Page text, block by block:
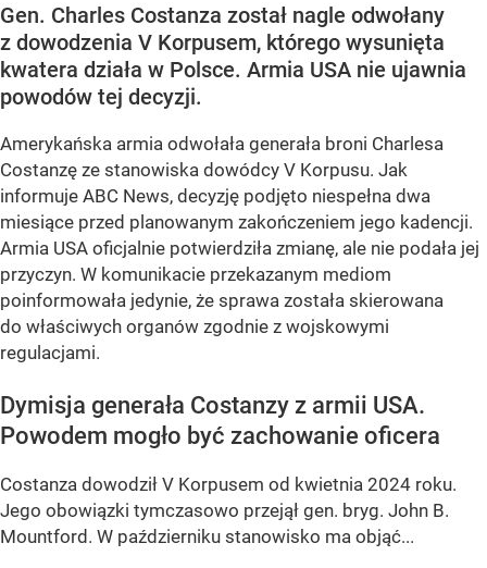
Gen. Charles Costanza został nagle odwołany
z dowodzenia V Korpusem, którego wysunięta
kwatera działa w Polsce. Armia USA nie ujawnia
powodów tej decyzji.
Amerykańska armia odwołała generała broni Charlesa
Costanzę ze stanowiska dowódcy V Korpusu. Jak
informuje ABC News, decyzję podjęto niespełna dwa
miesiące przed planowanym zakończeniem jego kadencji.
Armia USA oficjalnie potwierdziła zmianę, ale nie podała jej
przyczyn. W komunikacie przekazanym mediom
poinformowała jedynie, że sprawa została skierowana
do właściwych organów zgodnie z wojskowymi
regulacjami.
Dymisja generała Costanzy z armii USA.
Powodem mogło być zachowanie oficera
Costanza dowodził V Korpusem od kwietnia 2024 roku.
Jego obowiązki tymczasowo przejął gen. bryg. John B.
Mountford. W październiku stanowisko ma objąć...